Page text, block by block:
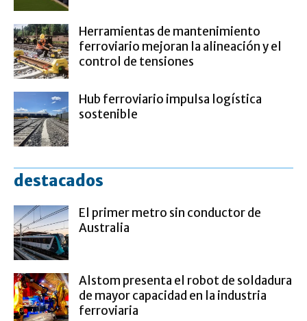
Herramientas de mantenimiento
ferroviario mejoran la alineación y el
control de tensiones
Hub ferroviario impulsa logística
sostenible
destacados
El primer metro sin conductor de
Australia
Alstom presenta el robot de soldadura
de mayor capacidad en la industria
ferroviaria